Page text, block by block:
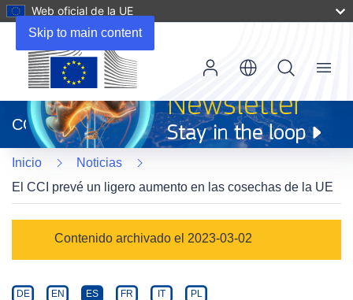
Skip to main content
Web oficial de la UE
abrirá
en
una
nueva
ventana)
CORDIS
Menu
Inicio
Noticias
El CCI prevé un ligero aumento en las cosechas de la UE
Category
Contenido archivado el 2023-03-02
Article
DE EN ES FR IT PL